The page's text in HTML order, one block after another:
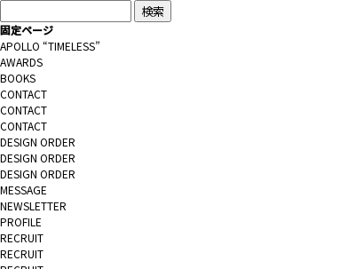
索:
固定ページ
APOLLO “TIMELESS”
AWARDS
BOOKS
CONTACT
CONTACT
CONTACT
DESIGN ORDER
DESIGN ORDER
DESIGN ORDER
MESSAGE
NEWSLETTER
PROFILE
RECRUIT
RECRUIT